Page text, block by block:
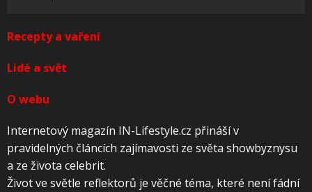
Recepty a vaření
Lidé a svět
O webu
Internetový magazín IN-Lifestyle.cz přináší v
pravidelných článcích zajímavosti ze světa showbyznysu
a ze života celebrit.
Život ve světle reflektorů je věčné téma, které není fádní